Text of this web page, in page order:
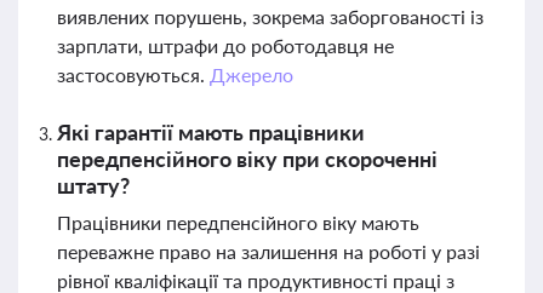
виявлених порушень, зокрема заборгованості із
зарплати, штрафи до роботодавця не
застосовуються. Джерело
Які гарантії мають працівники
передпенсійного віку при скороченні
штату?
Працівники передпенсійного віку мають
переважне право на залишення на роботі у разі
рівної кваліфікації та продуктивності праці з